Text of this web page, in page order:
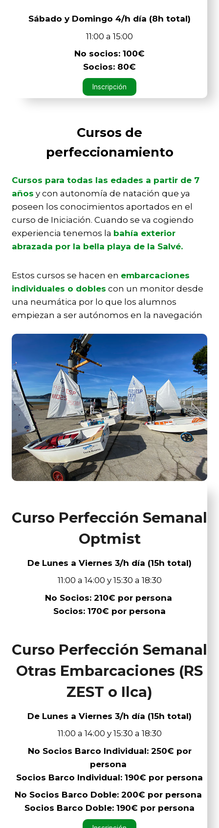
Sábado y Domingo 4/h día (8h total)
11:00 a 15:00
No socios: 100€
Socios: 80€
Inscripción
Cursos de
perfeccionamiento
Cursos para todas las edades a partir de 7
años y con autonomía de natación que ya
poseen los conocimientos aportados en el
curso de Iniciación. Cuando se va cogiendo
experiencia tenemos la bahía exterior
abrazada por la bella playa de la Salvé.
Estos cursos se hacen en embarcaciones
individuales o dobles con un monitor desde
una neumática por lo que los alumnos
empiezan a ser autónomos en la navegación
Curso Perfección Semanal
Optmist
De Lunes a Viernes 3/h día (15h total)
11:00 a 14:00 y 15:30 a 18:30
No Socios: 210€ por persona
Socios: 170€ por persona
Curso Perfección Semanal
Otras Embarcaciones (RS
ZEST o Ilca)
De Lunes a Viernes 3/h día (15h total)
11:00 a 14:00 y 15:30 a 18:30
No Socios Barco Individual: 250€ por
persona
Socios Barco Individual: 190€ por persona
No Socios Barco Doble: 200€ por persona
Socios Barco Doble: 190€ por persona